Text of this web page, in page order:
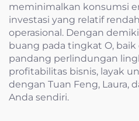
meminimalkan konsumsi
investasi yang relatif
operasional. Dengan
buang pada tingkat O,
pandang perlindungan
profitabilitas bisnis, layak
dengan Tuan Feng, Laura,
Anda sendiri.